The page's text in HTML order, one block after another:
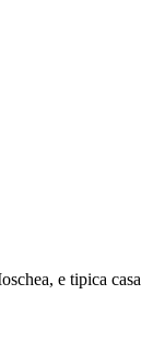
e tipica casa